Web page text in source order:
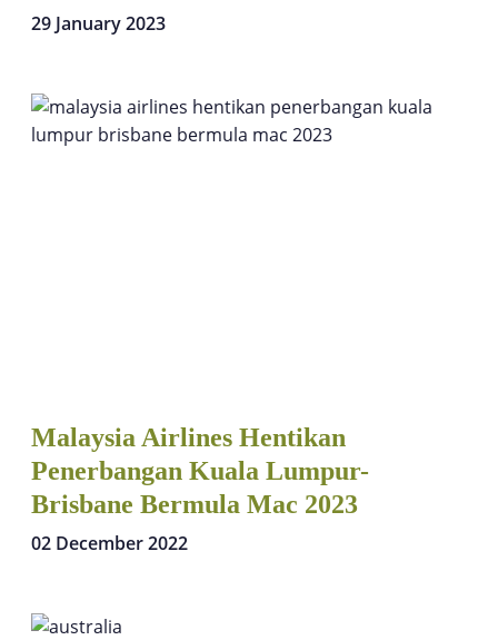
29 January 2023
Malaysia Airlines Hentikan
Penerbangan Kuala Lumpur-
Brisbane Bermula Mac 2023
02 December 2022